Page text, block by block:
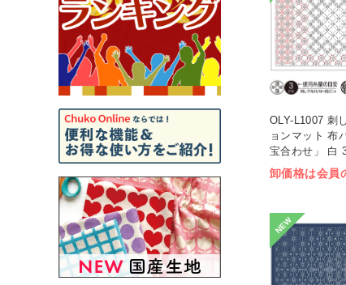
OLY-L1007 刺
ョンマット 布
宝合わせ」 白
卸価格は会員
NEW